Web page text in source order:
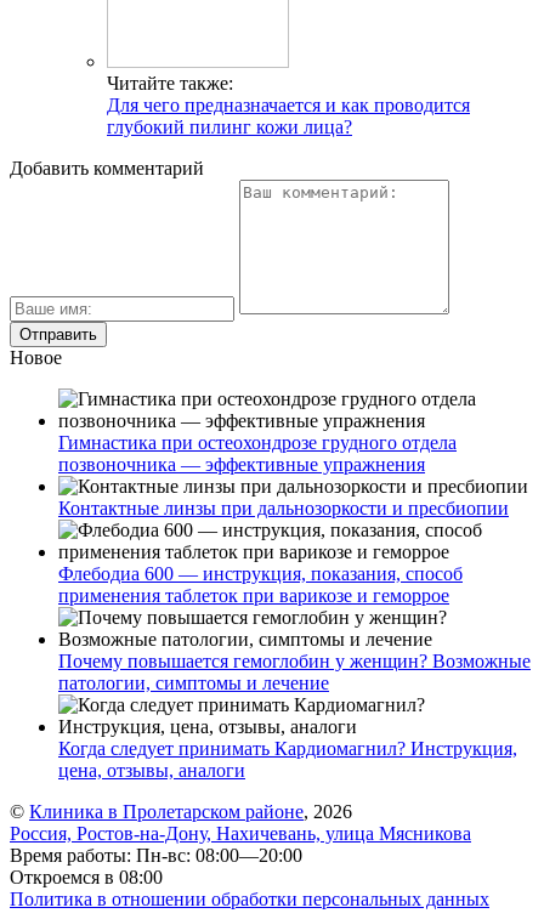
Читайте также:
Для чего предназначается и как проводится
глубокий пилинг кожи лица?
Добавить комментарий
Новое
Гимнастика при остеохондрозе грудного отдела
позвоночника — эффективные упражнения
Контактные линзы при дальнозоркости и пресбиопии
Флебодиа 600 — инструкция, показания, способ
применения таблеток при варикозе и геморрое
Почему повышается гемоглобин у женщин? Возможные
патологии, симптомы и лечение
Когда следует принимать Кардиомагнил? Инструкция,
цена, отзывы, аналоги
© Клиника в Пролетарском районе, 2026
Россия, Ростов-на-Дону, Нахичевань, улица Мясникова
Время работы: Пн-вс: 08:00—20:00
Откроемся в 08:00
Политика в отношении обработки персональных данных